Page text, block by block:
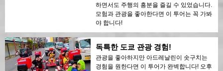
하면서도 주행의 흥분을 즐길 수 있었습니다.
모험과 관광을 좋아한다면 이 투어는 꼭 가봐
야 합니다!
독특한 도쿄 관광 경험!
관광을 좋아하지만 아드레날린이 솟구치는
경험을 원한다면 이 투어가 완벽합니다! 오후